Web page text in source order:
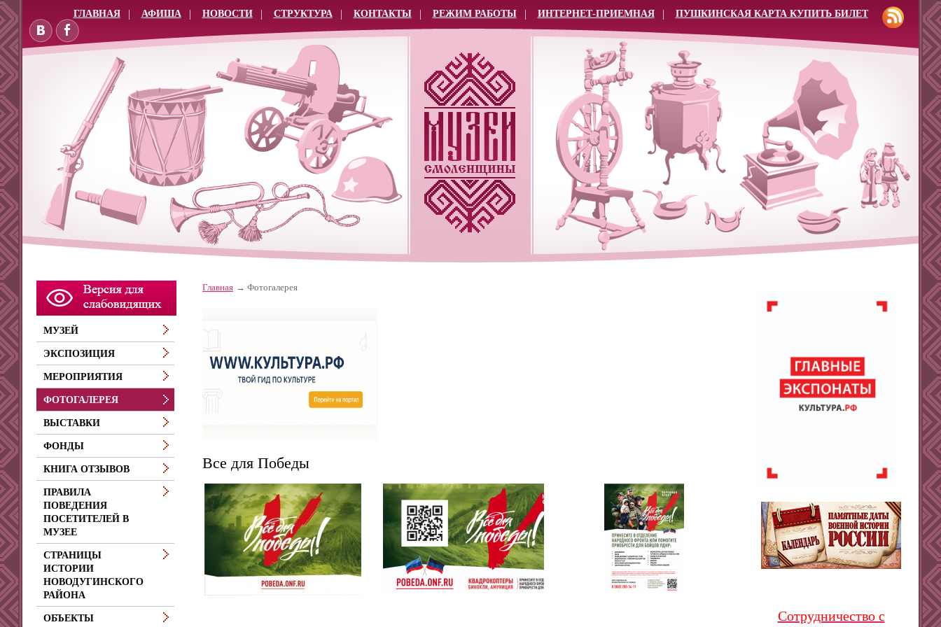
ГЛАВНАЯ АФИША НОВОСТИ СТРУКТУРА КОНТАКТЫ РЕЖИМ РАБОТЫ ИНТЕРНЕТ-ПРИЕМНАЯ ПУШКИНСКАЯ КАРТА КУПИТЬ БИЛЕТ
Главная Фотогалерея
Все для Победы
МУЗЕЙ
ЭКСПОЗИЦИЯ
МЕРОПРИЯТИЯ
ФОТОГАЛЕРЕЯ
ВЫСТАВКИ
ФОНДЫ
КНИГА ОТЗЫВОВ
ПРАВИЛА
ПОВЕДЕНИЯ
ПОСЕТИТЕЛЕЙ В
МУЗЕЕ
СТРАНИЦЫ
ИСТОРИИ
НОВОДУГИНСКОГО
РАЙОНА
ОБЪЕКТЫ
Сотрудничество с